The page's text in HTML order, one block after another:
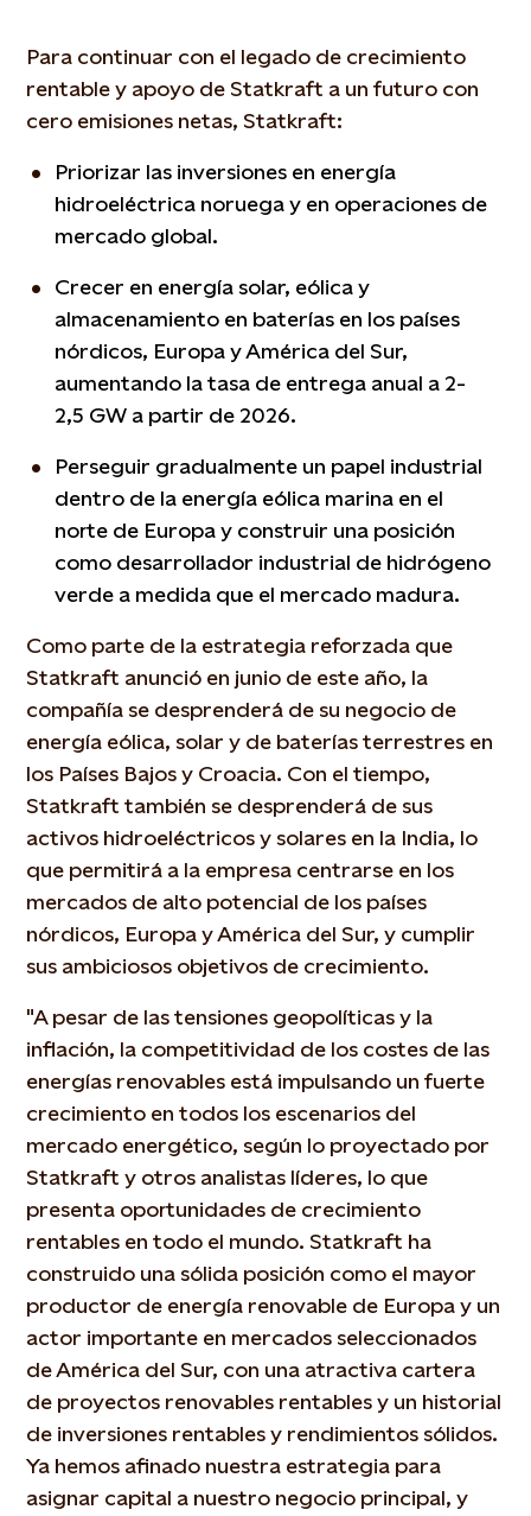
Para continuar con el legado de crecimiento
rentable y apoyo de Statkraft a un futuro con
cero emisiones netas, Statkraft:
Priorizar las inversiones en energía
hidroeléctrica noruega y en operaciones de
mercado global.
Crecer en energía solar, eólica y
almacenamiento en baterías en los países
nórdicos, Europa y América del Sur,
aumentando la tasa de entrega anual a 2-
2,5 GW a partir de 2026.
Perseguir gradualmente un papel industrial
dentro de la energía eólica marina en el
norte de Europa y construir una posición
como desarrollador industrial de hidrógeno
verde a medida que el mercado madura.
Como parte de la estrategia reforzada que
Statkraft anunció en junio de este año, la
compañía se desprenderá de su negocio de
energía eólica, solar y de baterías terrestres en
los Países Bajos y Croacia. Con el tiempo,
Statkraft también se desprenderá de sus
activos hidroeléctricos y solares en la India, lo
que permitirá a la empresa centrarse en los
mercados de alto potencial de los países
nórdicos, Europa y América del Sur, y cumplir
sus ambiciosos objetivos de crecimiento.
"A pesar de las tensiones geopolíticas y la
inflación, la competitividad de los costes de las
energías renovables está impulsando un fuerte
crecimiento en todos los escenarios del
mercado energético, según lo proyectado por
Statkraft y otros analistas líderes, lo que
presenta oportunidades de crecimiento
rentables en todo el mundo. Statkraft ha
construido una sólida posición como el mayor
productor de energía renovable de Europa y un
actor importante en mercados seleccionados
de América del Sur, con una atractiva cartera
de proyectos renovables rentables y un historial
de inversiones rentables y rendimientos sólidos.
Ya hemos afinado nuestra estrategia para
asignar capital a nuestro negocio principal, y